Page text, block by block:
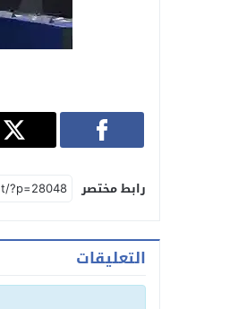
رابط مختصر
التعليقات